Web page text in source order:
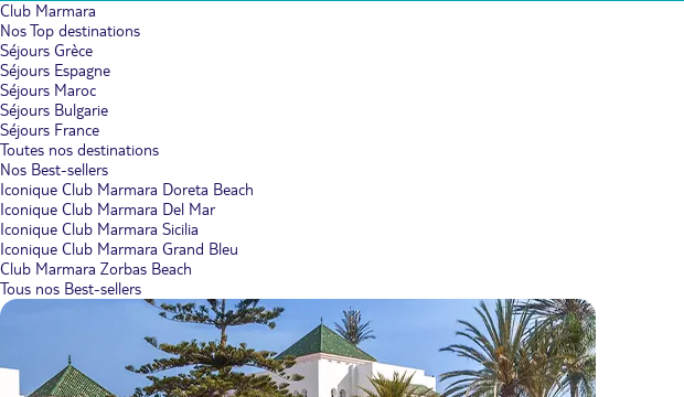
Club Marmara
Nos Top destinations
Séjours Grèce
Séjours Espagne
Séjours Maroc
Séjours Bulgarie
Séjours France
Toutes nos destinations
Nos Best-sellers
Iconique Club Marmara Doreta Beach
Iconique Club Marmara Del Mar
Iconique Club Marmara Sicilia
Iconique Club Marmara Grand Bleu
Club Marmara Zorbas Beach
Tous nos Best-sellers